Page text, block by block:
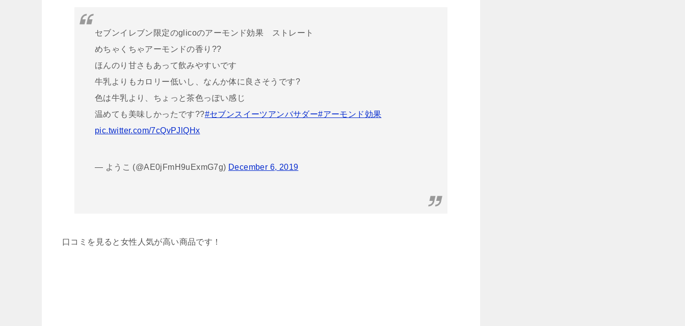
セブンイレブン限定のglicoのアーモンド効果 ストレート
めちゃくちゃアーモンドの香り??
ほんのり甘さもあって飲みやすいです
牛乳よりもカロリー低いし、なんか体に良さそうです?
色は牛乳より、ちょっと茶色っぽい感じ
温めても美味しかったです??#セブンスイーツアンバサダー#アーモンド効果
pic.twitter.com/7cQvPJlQHx
— ようこ (@AE0jFmH9uExmG7g) December 6, 2019
口コミを見ると女性人気が高い商品です！